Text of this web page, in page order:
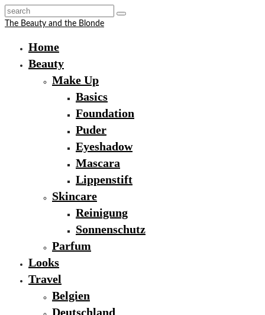
The Beauty and the Blonde
Home
Beauty
Make Up
Basics
Foundation
Puder
Eyeshadow
Mascara
Lippenstift
Skincare
Reinigung
Sonnenschutz
Parfum
Looks
Travel
Belgien
Deutschland